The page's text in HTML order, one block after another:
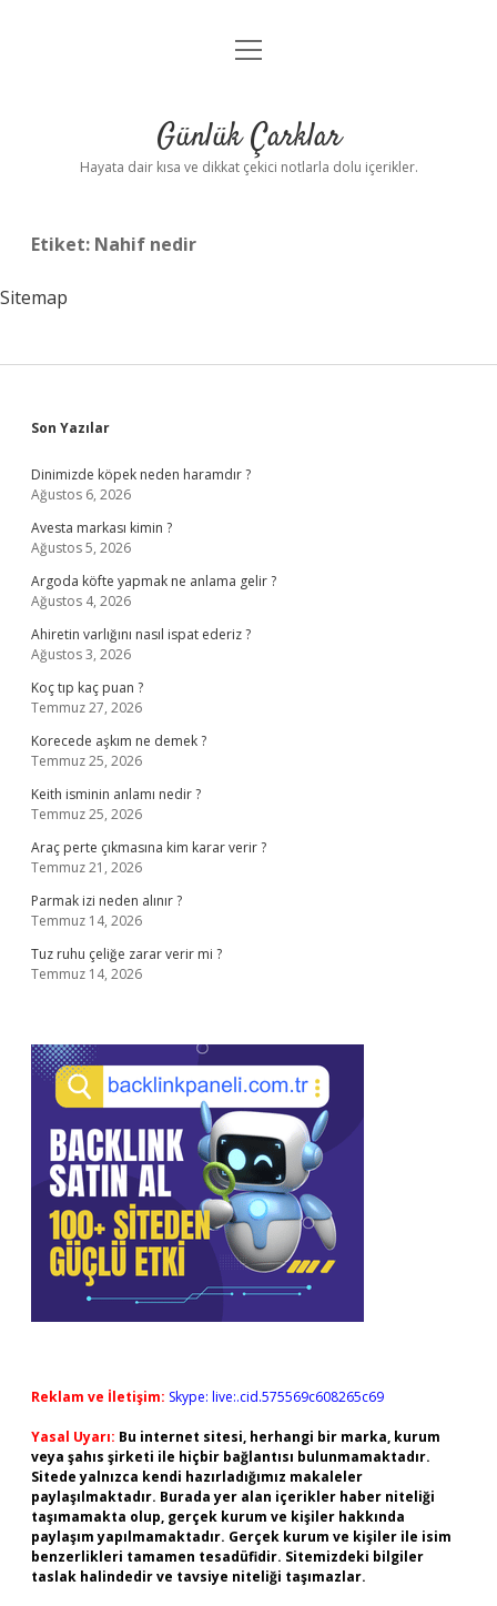
Anasayfa
Yasal Uyarı
menüyü
Günlük Çarklar
Hayata dair kısa ve dikkat çekici notlarla dolu içerikler.
Etiket: Nahif nedir
Sitemap
Sidebar
Son Yazılar
Dinimizde köpek neden haramdır ?
Ağustos 6, 2026
Avesta markası kimin ?
Ağustos 5, 2026
Argoda köfte yapmak ne anlama gelir ?
Ağustos 4, 2026
Ahiretin varlığını nasıl ispat ederiz ?
Ağustos 3, 2026
Koç tıp kaç puan ?
Temmuz 27, 2026
Korecede aşkım ne demek ?
Temmuz 25, 2026
Keith isminin anlamı nedir ?
Temmuz 25, 2026
Araç perte çıkmasına kim karar verir ?
Temmuz 21, 2026
Parmak izi neden alınır ?
Temmuz 14, 2026
Tuz ruhu çeliğe zarar verir mi ?
Temmuz 14, 2026
Reklam ve İletişim: Skype: live:.cid.575569c608265c69
Yasal Uyarı: Bu internet sitesi, herhangi bir marka, kurum
veya şahıs şirketi ile hiçbir bağlantısı bulunmamaktadır.
Sitede yalnızca kendi hazırladığımız makaleler
paylaşılmaktadır. Burada yer alan içerikler haber niteliği
taşımamakta olup, gerçek kurum ve kişiler hakkında
paylaşım yapılmamaktadır. Gerçek kurum ve kişiler ile isim
benzerlikleri tamamen tesadüfidir. Sitemizdeki bilgiler
taslak halindedir ve tavsiye niteliği taşımazlar.